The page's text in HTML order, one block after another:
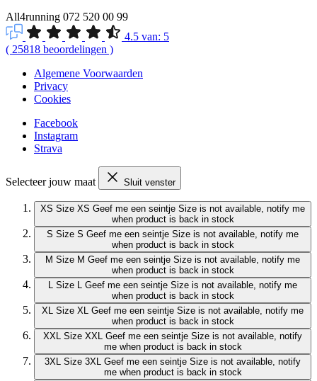
All4running 072 520 00 99
4.5 van: 5
( 25818 beoordelingen )
Algemene Voorwaarden
Privacy
Cookies
Facebook
Instagram
Strava
Selecteer jouw maat Sluit venster
XS Size XS Geef me een seintje Size is not available, notify me
when product is back in stock
S Size S Geef me een seintje Size is not available, notify me
when product is back in stock
M Size M Geef me een seintje Size is not available, notify me
when product is back in stock
L Size L Geef me een seintje Size is not available, notify me
when product is back in stock
XL Size XL Geef me een seintje Size is not available, notify me
when product is back in stock
XXL Size XXL Geef me een seintje Size is not available, notify
me when product is back in stock
3XL Size 3XL Geef me een seintje Size is not available, notify
me when product is back in stock